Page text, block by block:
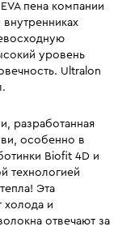
пена компании
уровень
Ultralon
разработанная
особенно в
Biofit 4D и
технологией
Эта
холода и
отвечают за